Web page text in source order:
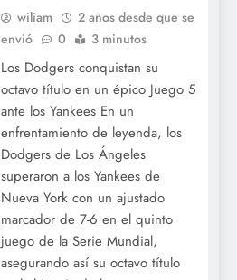
wiliam
2 años desde que se
envió
0 3 minutos
Los Dodgers conquistan su
octavo título en un épico Juego 5
ante los Yankees En un
enfrentamiento de leyenda, los
Dodgers de Los Ángeles
superaron a los Yankees de
Nueva York con un ajustado
marcador de 7-6 en el quinto
juego de la Serie Mundial,
asegurando así su octavo título